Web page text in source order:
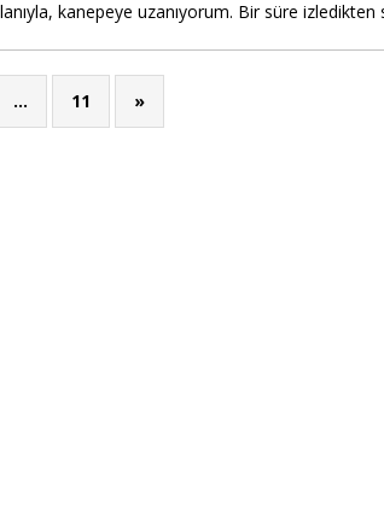
kanepeye uzanıyorum. Bir süre
… 11 »